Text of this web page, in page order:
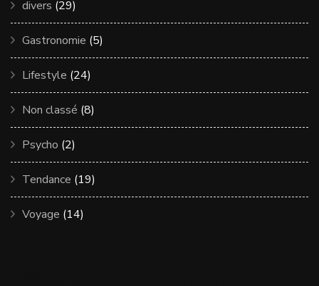
divers (29)
Gastronomie (5)
Lifestyle (24)
Non classé (8)
Psycho (2)
Tendance (19)
Voyage (14)